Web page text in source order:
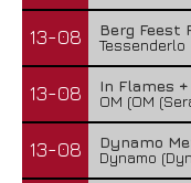
13-08
Berg Feest
Tessenderlo
13-08
In Flames
OM (OM
13-08
Dynamo
Dynamo